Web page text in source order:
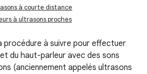
à courte distance
à ultrasons proches
procédure à suivre pour effectuer
du haut-parleur avec des sons
(anciennement appelés ultrasons